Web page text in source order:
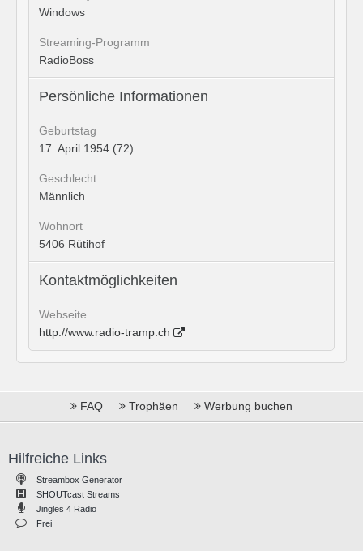
Windows
Streaming-Programm
RadioBoss
Persönliche Informationen
Geburtstag
17. April 1954 (72)
Geschlecht
Männlich
Wohnort
5406 Rütihof
Kontaktmöglichkeiten
Webseite
http://www.radio-tramp.ch
FAQ Trophäen Werbung buchen
Hilfreiche Links
Streambox Generator
SHOUTcast Streams
Jingles 4 Radio
Frei